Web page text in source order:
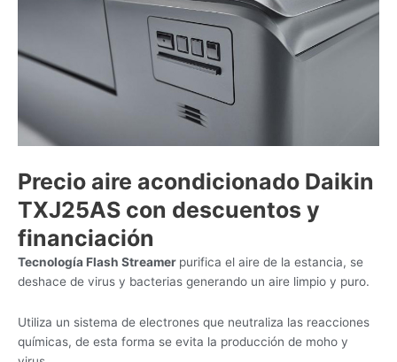
Precio aire acondicionado Daikin
TXJ25AS con descuentos y
financiación
Tecnología Flash Streamer purifica el aire de la estancia, se
deshace de virus y bacterias generando un aire limpio y puro.
Utiliza un sistema de electrones que neutraliza las reacciones
químicas, de esta forma se evita la producción de moho y